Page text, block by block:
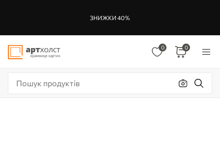
ЗНИЖКИ 40%
0 0